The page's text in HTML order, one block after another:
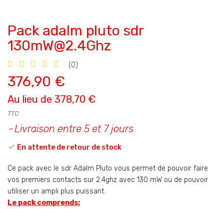
Pack adalm pluto sdr
130mW@2.4Ghz
(0)
376,90 €
Au lieu de 378,70 €
TTC
Livraison entre 5 et 7 jours
 En attente de retour de stock
Ce pack avec le sdr Adalm Pluto vous permet de pouvoir faire
vos premiers contacts sur 2.4ghz avec 130 mW ou de pouvoir
utiliser un ampli plus puissant.
Le pack comprends: